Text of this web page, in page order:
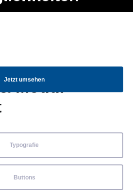
Jetzt umsehen
Modul-
Typografie
Buttons